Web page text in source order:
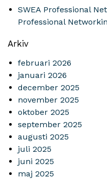
SWEA Professional
Professional
Arkiv
februari 2026
januari 2026
december 2025
november 2025
oktober 2025
september 2025
augusti 2025
juli 2025
juni 2025
maj 2025